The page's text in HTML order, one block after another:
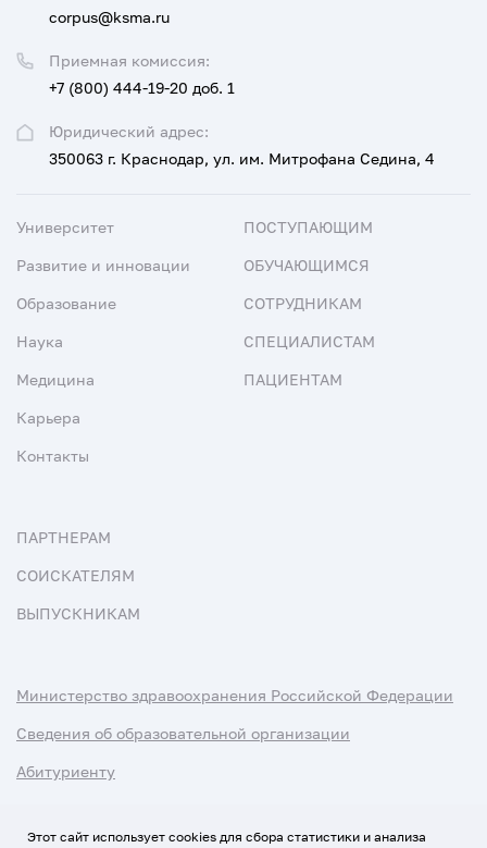
Юридический адрес:
350063 г. Краснодар, ул. им. Митрофана Седина, 4
Приемная комиссия:
+7 (800) 444-19-20 доб. 1
corpus@ksma.ru
Университет
Развитие и инновации
Образование
Наука
Медицина
Карьера
Контакты
ПОСТУПАЮЩИМ
ОБУЧАЮЩИМСЯ
СОТРУДНИКАМ
СПЕЦИАЛИСТАМ
ПАЦИЕНТАМ
ПАРТНЕРАМ
СОИСКАТЕЛЯМ
ВЫПУСКНИКАМ
Министерство здравоохранения Российской Федерации
Сведения об образовательной организации
Абитуриенту
Этот сайт использует cookies для сбора статистики и анализа